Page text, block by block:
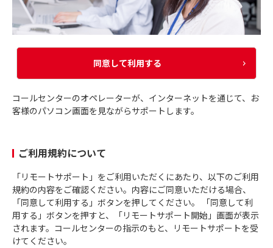
同意して利用する
コールセンターのオペレーターが、インターネットを通じて、お
客様のパソコン画面を見ながらサポートします。
ご利用規約について
「リモートサポート」をご利用いただくにあたり、以下のご利用
規約の内容をご確認ください。内容にご同意いただける場合、
「同意して利用する」ボタンを押してください。 「同意して利
用する」ボタンを押すと、「リモートサポート開始」画面が表示
されます。コールセンターの指示のもと、リモートサポートを受
けてください。